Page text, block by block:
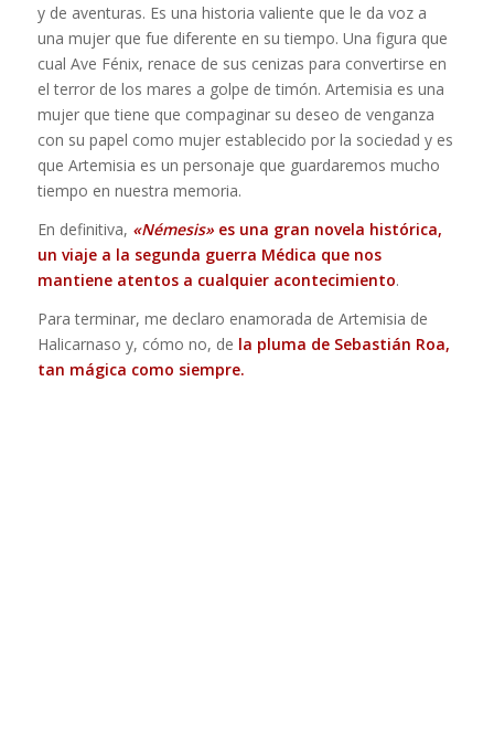
y de aventuras. Es una historia valiente que le da voz a
una mujer que fue diferente en su tiempo. Una figura que
cual Ave Fénix, renace de sus cenizas para convertirse en
el terror de los mares a golpe de timón. Artemisia es una
mujer que tiene que compaginar su deseo de venganza
con su papel como mujer establecido por la sociedad y es
que Artemisia es un personaje que guardaremos mucho
tiempo en nuestra memoria.
En definitiva, «Némesis» es una gran novela histórica,
un viaje a la segunda guerra Médica que nos
mantiene atentos a cualquier acontecimiento.
Para terminar, me declaro enamorada de Artemisia de
Halicarnaso y, cómo no, de la pluma de Sebastián Roa,
tan mágica como siempre.